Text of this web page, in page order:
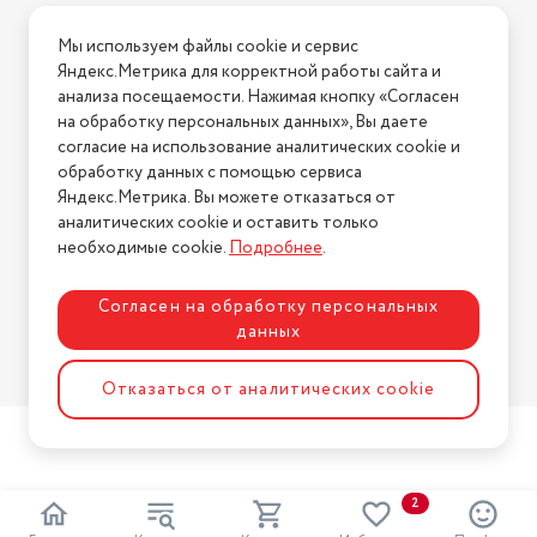
2
Размер (см)
турбощетка
Условия возврата
Нашли ошибку на сайте? Напишите нам
2026 © Интернет-магазин "АстМаркет". У нас есть всё!
Политика конфиденциальности
Разработка сайтаASTDESIGN
Мы используем файлы cookie и сервис
Яндекс.Метрика для корректной работы сайта и
анализа посещаемости. Нажимая кнопку «Согласен
на обработку персональных данных», Вы даете
согласие на использование аналитических cookie и
обработку данных с помощью сервиса
Яндекс.Метрика. Вы можете отказаться от
аналитических cookie и оставить только
необходимые cookie.Подробнее.
Согласен на обработку персональных
данных
Отказаться от аналитических cookie